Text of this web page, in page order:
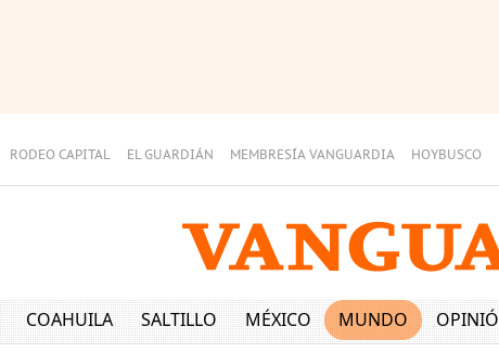
RODEO CAPITAL EL GUARDIÁN MEMBRESÍA VANGUARDIA HOYBUSCO
COAHUILA SALTILLO MÉXICO MUNDO